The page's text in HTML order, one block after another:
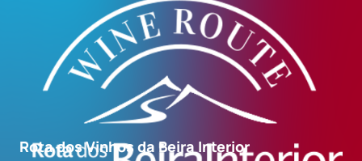
Rota dos Vinhos da Beira Interior